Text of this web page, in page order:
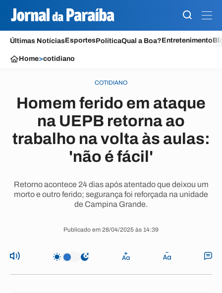
Últimas NotíciasEsportesPolíticaQual a Boa?Entretenimento
Home>cotidiano
COTIDIANO
Homem ferido em ataque
na UEPB retorna ao
trabalho na volta às aulas:
'não é fácil'
Retorno acontece 24 dias após atentado que deixou um
morto e outro ferido; segurança foi reforçada na unidade
de Campina Grande.
Publicado em 28/04/2025 às 14:39